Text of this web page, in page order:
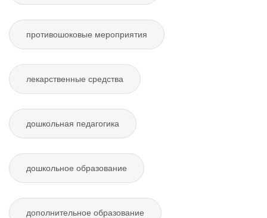
противошоковые мероприятия
лекарственные средства
дошкольная педагогика
дошкольное образование
дополнительное образование